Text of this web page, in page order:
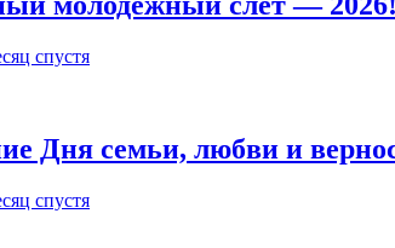
спустя
Дня семьи, любви и
спустя